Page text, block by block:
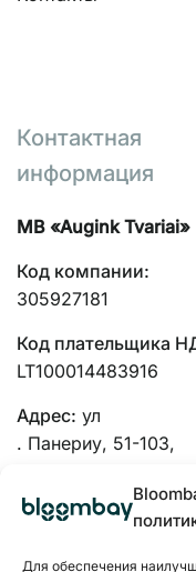
Для обеспечения
Контактная
информация
MB «Augink Tvariai»
Код компании:
305927181
Код плательщика
LT100014483916
Адрес: ул
. Панериу, 51-103,